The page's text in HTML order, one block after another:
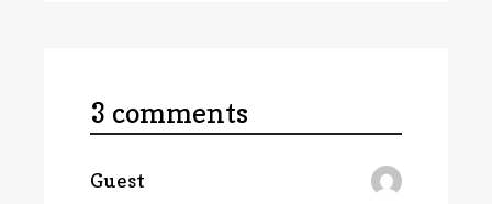
3 comments
Guest